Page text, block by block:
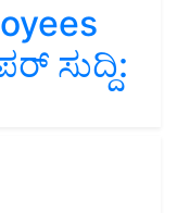
ಸುದ್ದಿ: